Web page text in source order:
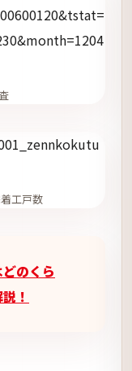
工戸数
のくら
！